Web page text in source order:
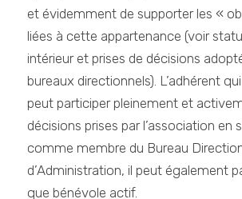
et évidemment de supporter les «
liées à cette appartenance (voir
intérieur et prises de décisions
bureaux directionnels). L’adhérent
peut participer pleinement et
décisions prises par l’association en
comme membre du Bureau
d’Administration, il peut également
que bénévole actif.